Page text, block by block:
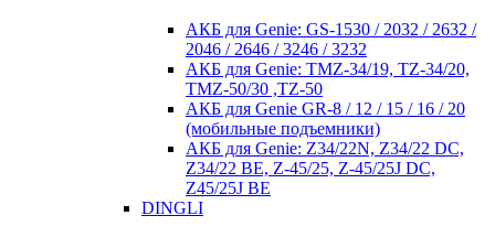
АКБ для Genie: GS-1530 / 2032 / 2632 /
2046 / 2646 / 3246 / 3232
АКБ для Genie: TMZ-34/19, TZ-34/20,
TMZ-50/30 ,TZ-50
АКБ для Genie GR-8 / 12 / 15 / 16 / 20
(мобильные подъемники)
АКБ для Genie: Z34/22N, Z34/22 DC,
Z34/22 BE, Z-45/25, Z-45/25J DC,
Z45/25J BE
DINGLI